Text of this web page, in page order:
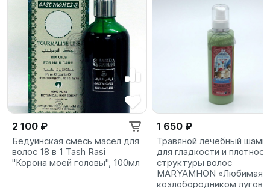
2 100 ₽
Бедуинская смесь масел для
волос 18 в 1 Tash Rasi
"Корона моей головы", 100мл
1 650 ₽
Травяной лечебный
для гладкости и
структуры волос
MARYAMHON «Любимая»
козлобородником